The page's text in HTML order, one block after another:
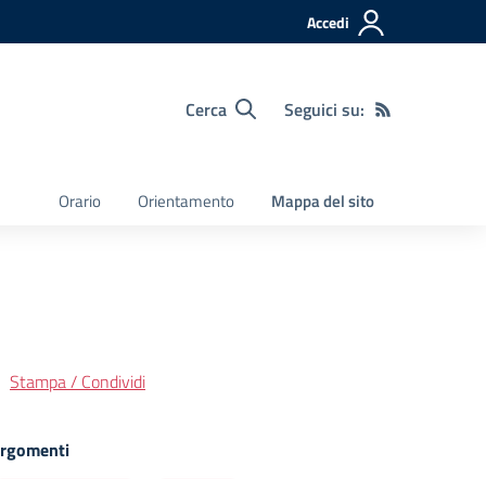
Accedi
Cerca Seguici su:
Orario Orientamento Mappa del sito
Stampa / Condividi